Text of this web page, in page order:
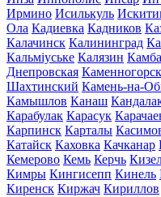
Ирмино Исилькуль
Ола Кадиевка Кадников
Калачинск Калининград
Кальміуське Калязин
Днепровская Каменногорск
Шахтинский Камень-на-
Камышлов Канаш
Карабулак Карасук
Карпинск Карталы
Катайск Каховка Качканар
Кемерово Кемь Керчь
Кимры Кингисепп Кинель
Киренск Киржач Кириллов